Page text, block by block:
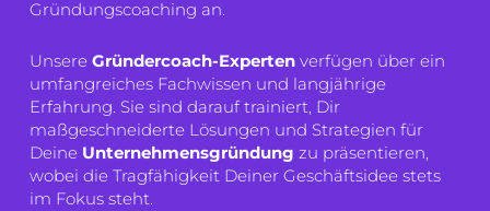
Gründungscoaching an.
UnsereGründercoach-Experten verfügen über ein
umfangreiches Fachwissen und langjährige
Erfahrung. Sie sind darauf trainiert, Dir
maßgeschneiderte Lösungen und Strategien für
Deine Unternehmensgründung zu präsentieren,
wobei die Tragfähigkeit Deiner Geschäftsidee stets
im Fokus steht.